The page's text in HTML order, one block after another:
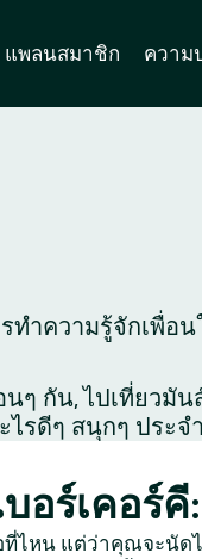
แพลนสมาชิก ความ
ทำความรู้จักเพื่
ๆ กัน, ไปเที่ยว
รดีๆ สนุกๆ ประจ
อร์เคอร์คี:
ไหน แต่ว่าคุณจะนัด